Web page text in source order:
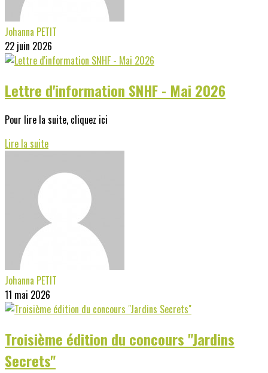
Johanna PETIT
22 juin 2026
Lettre d'information SNHF - Mai 2026
Pour lire la suite, cliquez ici
Lire la suite
Johanna PETIT
11 mai 2026
Troisième édition du concours "Jardins
Secrets"